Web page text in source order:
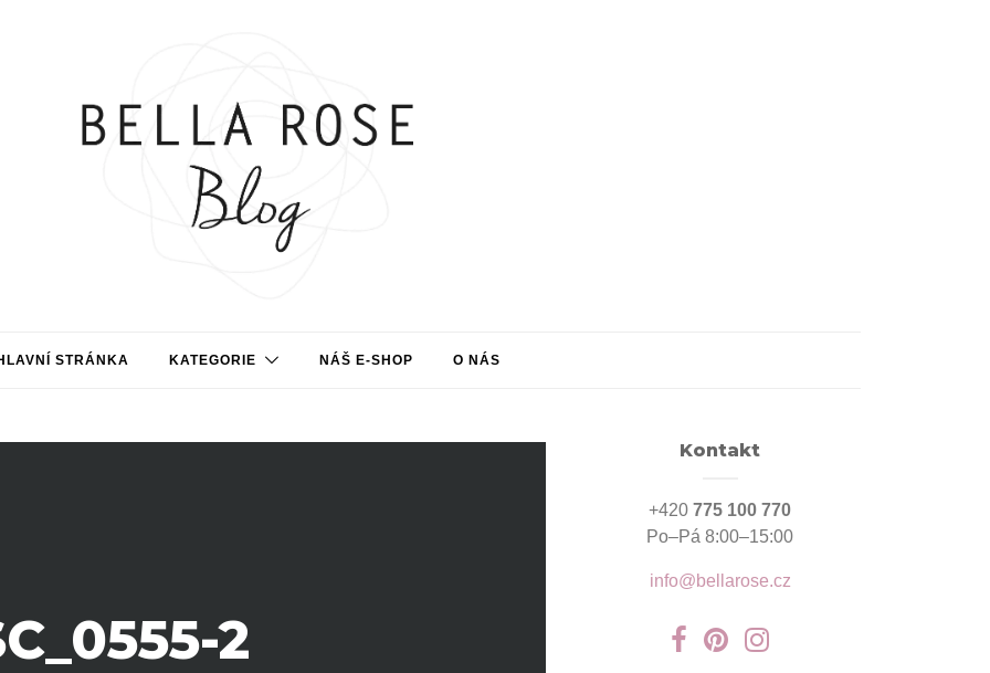
STRÁNKA KATEGORIE NÁŠ E-SHOP O NÁS
2
Kontakt
+420 775 100 770
Po–Pá 8:00–15:00
info@bellarose.cz